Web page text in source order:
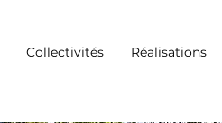
Collectivités Réalisations